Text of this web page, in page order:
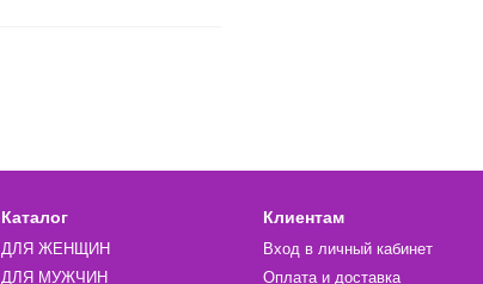
Каталог
ДЛЯ ЖЕНЩИН
ДЛЯ МУЖЧИН
Клиентам
Вход в личный кабинет
Оплата и доставка